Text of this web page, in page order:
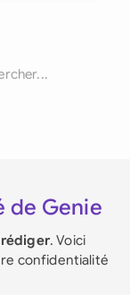
de Genie
. Voici
confidentialité